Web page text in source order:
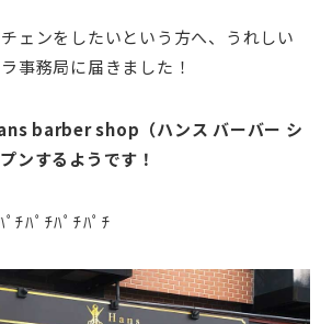
ェンをしたいという方へ、うれしい
事務局に届きました！
barber shop（ハンス バーバー シ
ンするようです！
ﾁﾊﾟﾁﾊﾟﾁﾊﾟﾁ